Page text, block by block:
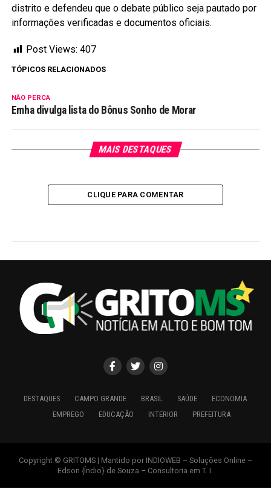
distrito e defendeu que o debate público seja pautado por
informações verificadas e documentos oficiais.
Post Views: 407
TÓPICOS RELACIONADOS
NÃO PERCA
Emha divulga lista do Bônus Sonho de Morar
MAIS DESTAQUES
CLIQUE PARA COMENTAR
DESTAQUES CAMPO GRANDE BRASIL SAÚDE
ECONOMIA
EMPREGO
EDUCAÇÃO INTERIOR PREFEITURA
Copyright © GRITOMS | Mantido por INDIOWEB – Soluções Online –
Edson {Índio} de Souza – Consultoria em T. I.